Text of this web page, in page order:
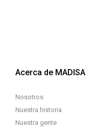
Acerca de MADISA
Nosotros
Nuestra historia
Nuestra gente